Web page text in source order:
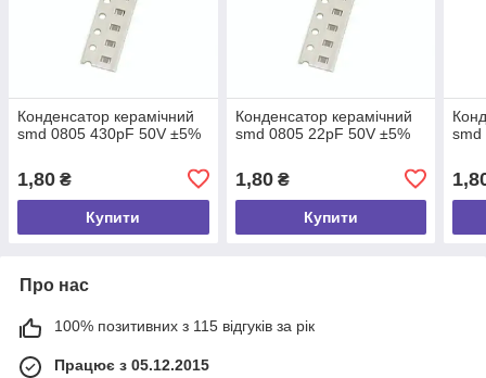
Конденсатор керамічний
smd 0805 430pF 50V ±5%
1,80 ₴
Купити
Конденсатор керамічний
smd 0805 22pF 50V ±5%
1,80₴
Купити
smd
Про нас
100% позитивних з 115 відгуків за рік
Працює з 05.12.2015